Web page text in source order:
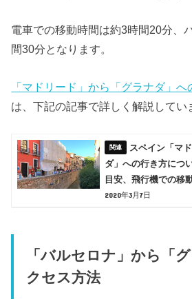
電車での移動時間は約3時間20分、
間30分となります。
「マドリード」から「グラナダ」へ
は、下記の記事で詳しく解説してい
スペイン「マ
ダ」への行き方につ
目安、飛行機での移
2020年3月7日
「バルセロナ」から「
クセス方法